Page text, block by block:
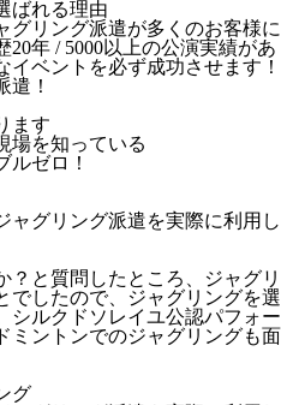
グリング派遣が多くのお客様に
年 / 5000以上の公演実績があ
ベントを必ず成功させます！
遣！
ます
場を知っている
ルゼロ！
？と質問したところ、ジャグリ
でしたので、ジャグリングを選
シルクドソレイユ公認パフォー
ミントンでのジャグリングも面
グ